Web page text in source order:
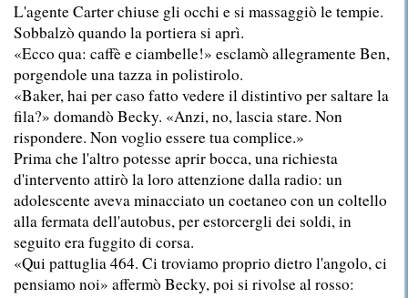
L'agente Carter chiuse gli occhi e si massaggiò le tempie.
Sobbalzò quando la portiera si aprì.
«Ecco qua: caffè e ciambelle!» esclamò allegramente Ben,
porgendole una tazza in polistirolo.
«Baker, hai per caso fatto vedere il distintivo per saltare la
fila?» domandò Becky. «Anzi, no, lascia stare. Non
rispondere. Non voglio essere tua complice.»
Prima che l'altro potesse aprir bocca, una richiesta
d'intervento attirò la loro attenzione dalla radio: un
adolescente aveva minacciato un coetaneo con un coltello
alla fermata dell'autobus, per estorcergli dei soldi, in
seguito era fuggito di corsa.
«Qui pattuglia 464. Ci troviamo proprio dietro l'angolo, ci
pensiamo noi» affermò Becky, poi si rivolse al rosso: